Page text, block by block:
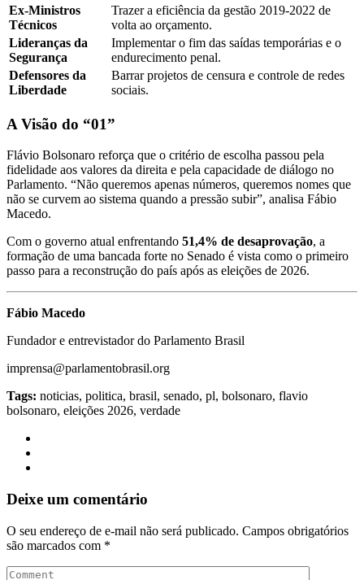
Ex-Ministros
Técnicos
Trazer a eficiência da gestão 2019-2022 de
volta ao orçamento.
Lideranças da
Segurança
Implementar o fim das saídas temporárias e o
endurecimento penal.
Defensores da
Liberdade
Barrar projetos de censura e controle de redes
sociais.
A Visão do “01”
Flávio Bolsonaro reforça que o critério de escolha passou pela
fidelidade aos valores da direita e pela capacidade de diálogo no
Parlamento. “Não queremos apenas números, queremos nomes que
não se curvem ao sistema quando a pressão subir”, analisa Fábio
Macedo.
Com o governo atual enfrentando 51,4% de desaprovação, a
formação de uma bancada forte no Senado é vista como o primeiro
passo para a reconstrução do país após as eleições de 2026.
Fábio Macedo
Fundador e entrevistador do Parlamento Brasil
imprensa@parlamentobrasil.org
Tags: noticias, politica, brasil, senado, pl, bolsonaro, flavio
bolsonaro, eleições 2026, verdade
Deixe um comentário
O seu endereço de e-mail não será publicado. Campos obrigatórios
são marcados com *